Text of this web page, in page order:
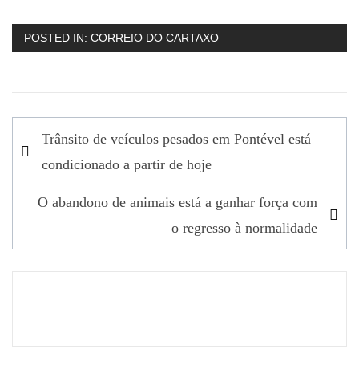
POSTED IN: CORREIO DO CARTAXO
Navegação
de
Trânsito de veículos pesados em Pontével está
condicionado a partir de hoje
O abandono de animais está a ganhar força com
o regresso à normalidade